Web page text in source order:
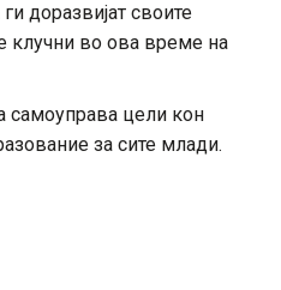
доразвијат своите
клучни во ова време на
самоуправа цели кон
за сите млади.